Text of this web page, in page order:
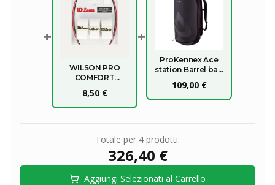
+
WILSON PRO
COMFORT
WHITE
8,50 €
+
ProKennex Ace
station Barrel bag
109,00 €
Totale per 4 prodotti:
326,40 €
Aggiungi Selezionati al Carrello